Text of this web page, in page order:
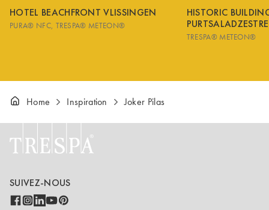
HOTEL BEACHFRONT VLISSINGEN
PURA® NFC TRESPA® METEON®
HISTORIC
TRESPA® METEON®
Home Inspiration Joker Pilas
SUIVEZ-NOUS